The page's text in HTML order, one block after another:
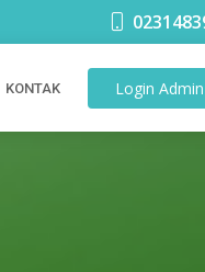
KONTAK Login Admin